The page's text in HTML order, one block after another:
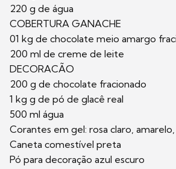
220 g de água
COBERTURA GANACHE
01 kg de chocolate meio amargo
200 ml de creme de leite
DECORACÃO
200 g de chocolate fracionado
1 kg g de pó de glacê real
500 ml água
Corantes em gel: rosa claro,
Caneta comestível preta
Pó para decoração azul escuro